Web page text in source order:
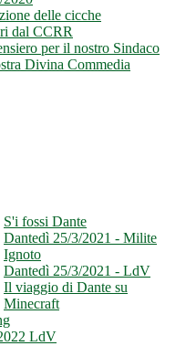
delle cicche
dal CCRR
per il nostro Sindaco
Divina Commedia
S'i fossi Dante
Dantedì 25/3/2021 - Milite
Ignoto
Dantedì 25/3/2021 - LdV
Il viaggio di Dante su
Minecraft
LdV